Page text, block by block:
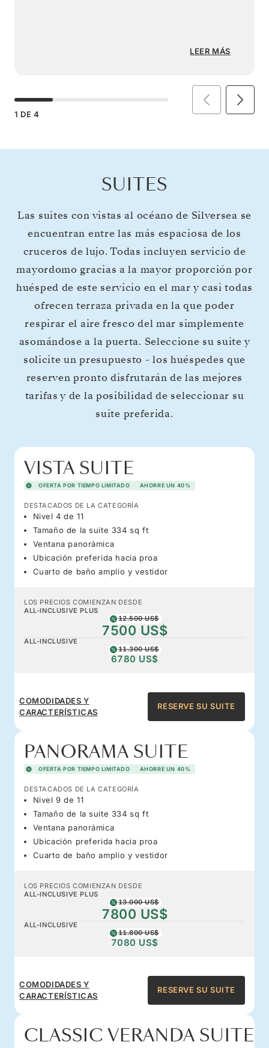
LEER MÁS
1 DE 4
SUITES
Las suites con vistas al océano de Silversea se
encuentran entre las más espaciosa de los
cruceros de lujo. Todas incluyen servicio de
mayordomo gracias a la mayor proporción por
huésped de este servicio en el mar y casi todas
ofrecen terraza privada en la que poder
respirar el aire fresco del mar simplemente
asomándose a la puerta. Seleccione su suite y
solicite un presupuesto - los huéspedes que
reserven pronto disfrutarán de las mejores
tarifas y de la posibilidad de seleccionar su
suite preferida.
VISTA SUITE
OFERTA POR TIEMPO LIMITADO AHORRE UN 40%
DESTACADOS DE LA CATEGORÍA
Nivel 4 de 11
Tamaño de la suite 334 sq ft
Ventana panorámica
Ubicación preferida hacia proa
Cuarto de baño amplio y vestidor
LOS PRECIOS COMIENZAN DESDE
ALL-INCLUSIVE PLUS
12.500 US$
7500 US$
ALL-INCLUSIVE
11.300 US$
6780 US$
COMODIDADES Y
CARACTERÍSTICAS
RESERVE SU SUITE
PANORAMA SUITE
OFERTA POR TIEMPO LIMITADO AHORRE UN 40%
DESTACADOS DE LA CATEGORÍA
Nivel 9 de 11
Tamaño de la suite 334 sq ft
Ventana panorámica
Ubicación preferida hacia proa
Cuarto de baño amplio y vestidor
LOS PRECIOS COMIENZAN DESDE
ALL-INCLUSIVE PLUS
13.000 US$
7800 US$
ALL-INCLUSIVE
11.800 US$
7080 US$
COMODIDADES Y
CARACTERÍSTICAS
RESERVE SU SUITE
CLASSIC VERANDA SUITE